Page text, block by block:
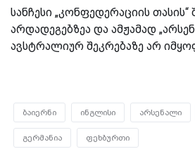
სანჩესი „კონფედერაციის თასის“
არდადეგებზეა და ამჟამად
ავსტრალიურ შეკრებაზე არ
ბაიერნი ინგლისი არსენალი
გერმანია ფეხბურთი